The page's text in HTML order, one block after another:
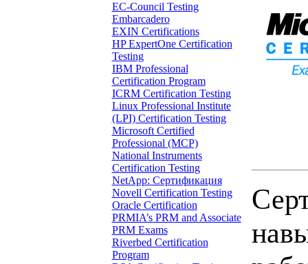
EC-Council Testing
Embarcadero
EXIN Certifications
HP ExpertOne Certification
Testing
IBM Professional
Certification Program
ICRM Certification Testing
Linux Professional Institute
(LPI) Certification Testing
Microsoft Certified
Professional (MCP)
National Instruments
Certification Testing
NetApp: Сертификация
Novell Certification Testing
Oracle Certification
PRMIA’s PRM and Associate
PRM Exams
Riverbed Certification
Program